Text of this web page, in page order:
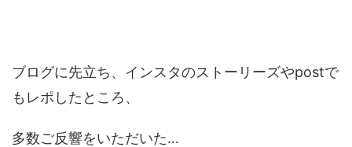
ブログに先立ち、インスタのストーリーズやpostで
もレポしたところ、
多数ご反響をいただいた…